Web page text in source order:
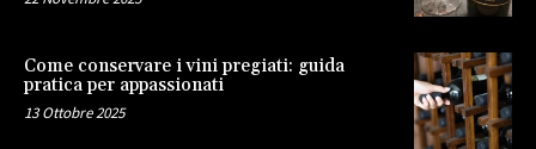
Come conservare i vini pregiati: guida
pratica per appassionati
13 Ottobre 2025